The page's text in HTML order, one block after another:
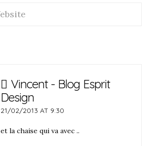
Vincent - Blog Esprit
Design
21/02/2013 AT 9:30
et la chaise qui va avec ..